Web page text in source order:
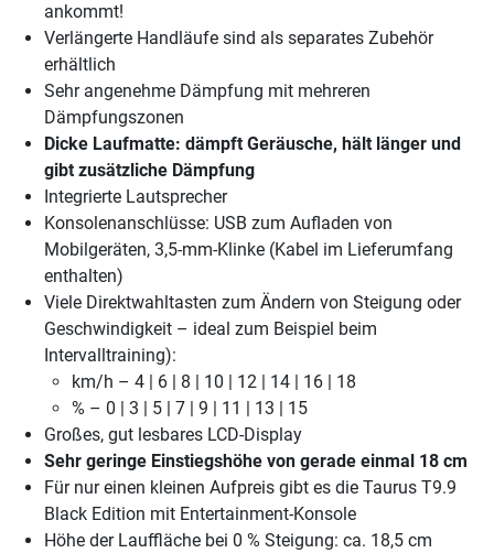
ankommt!
Verlängerte Handläufe sind als separates Zubehör
erhältlich
Sehr angenehme Dämpfung mit mehreren
Dämpfungszonen
Dicke Laufmatte: dämpft Geräusche, hält länger und
gibt zusätzliche Dämpfung
Integrierte Lautsprecher
Konsolenanschlüsse: USB zum Aufladen von
Mobilgeräten, 3,5-mm-Klinke (Kabel im Lieferumfang
enthalten)
Viele Direktwahltasten zum Ändern von Steigung oder
Geschwindigkeit – ideal zum Beispiel beim
Intervalltraining):
km/h – 4 | 6 | 8 | 10 | 12 | 14 | 16 | 18
% – 0 | 3 | 5 | 7 | 9 | 11 | 13 | 15
Großes, gut lesbares LCD-Display
Sehr geringe Einstiegshöhe von gerade einmal 18 cm
Für nur einen kleinen Aufpreis gibt es die Taurus T9.9
Black Edition mit Entertainment-Konsole
Höhe der Lauffläche bei 0 % Steigung: ca. 18,5 cm